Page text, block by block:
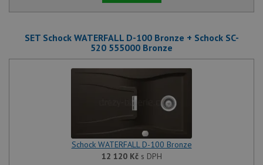
SET Schock WATERFALL D-100 Bronze + Schock SC-
520 555000 Bronze
Schock WATERFALL D-100 Bronze
12 120 Kčs DPH